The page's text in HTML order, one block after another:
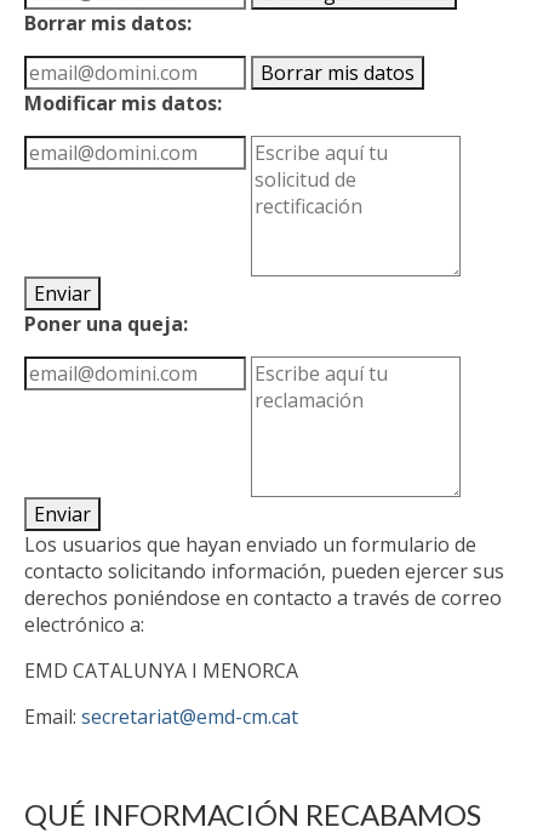
Borrar mis datos:
Modificar mis datos:
Poner una queja:
Los usuarios que hayan enviado un formulario de
contacto solicitando información, pueden ejercer sus
derechos poniéndose en contacto a través de correo
electrónico a:
EMD CATALUNYA I MENORCA
Email: secretariat@emd-cm.cat
QUÉ INFORMACIÓN RECABAMOS